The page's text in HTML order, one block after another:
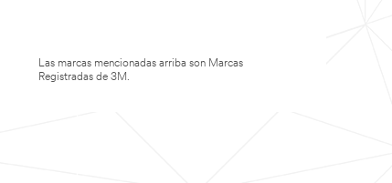
Las marcas mencionadas arriba son Marcas
Registradas de 3M.